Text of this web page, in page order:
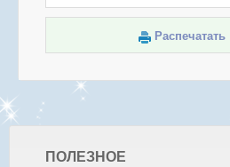
Распечатать
ПОЛЕЗНОЕ